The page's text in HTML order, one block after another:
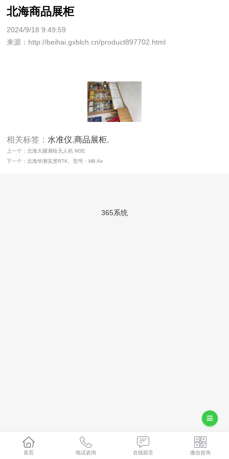
北海商品展柜
2024/9/18 9:49:59
来源：http://beihai.gxblch.cn/product897702.html
相关标签： 水准仪,商品展柜,
上一个：北海大疆测绘无人机 M3E
下一个：北海华测实景RTK、型号：M8 Air
365系统
首页 电话咨询 在线留言 微信咨询